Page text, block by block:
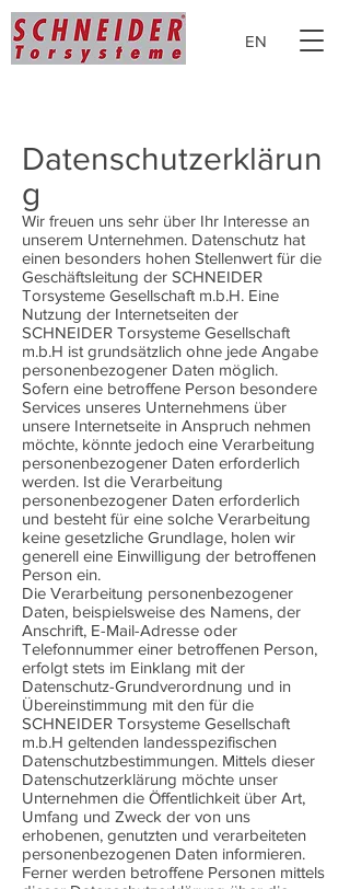
EN
Datenschutzerklärun
g
Wir freuen uns sehr über Ihr Interesse an
unserem Unternehmen. Datenschutz hat
einen besonders hohen Stellenwert für die
Geschäftsleitung der SCHNEIDER
Torsysteme Gesellschaft m.b.H. Eine
Nutzung der Internetseiten der
SCHNEIDER Torsysteme Gesellschaft
m.b.H ist grundsätzlich ohne jede Angabe
personenbezogener Daten möglich.
Sofern eine betroffene Person besondere
Services unseres Unternehmens über
unsere Internetseite in Anspruch nehmen
möchte, könnte jedoch eine Verarbeitung
personenbezogener Daten erforderlich
werden. Ist die Verarbeitung
personenbezogener Daten erforderlich
und besteht für eine solche Verarbeitung
keine gesetzliche Grundlage, holen wir
generell eine Einwilligung der betroffenen
Person ein.
Die Verarbeitung personenbezogener
Daten, beispielsweise des Namens, der
Anschrift, E-Mail-Adresse oder
Telefonnummer einer betroffenen Person,
erfolgt stets im Einklang mit der
Datenschutz-Grundverordnung und in
Übereinstimmung mit den für die
SCHNEIDER Torsysteme Gesellschaft
m.b.H geltenden landesspezifischen
Datenschutzbestimmungen. Mittels dieser
Datenschutzerklärung möchte unser
Unternehmen die Öffentlichkeit über Art,
Umfang und Zweck der von uns
erhobenen, genutzten und verarbeiteten
personenbezogenen Daten informieren.
Ferner werden betroffene Personen mittels